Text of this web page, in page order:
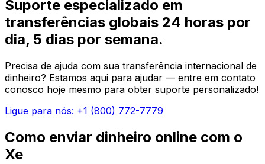
Suporte especializado em
transferências globais 24 horas por
dia, 5 dias por semana.
Precisa de ajuda com sua transferência internacional de
dinheiro? Estamos aqui para ajudar — entre em contato
conosco hoje mesmo para obter suporte personalizado!
Ligue para nós: +1 (800) 772-7779
Como enviar dinheiro online com o
Xe